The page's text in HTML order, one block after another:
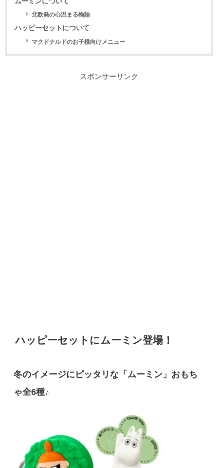
北欧発の心温まる物語
ハッピーセットについて
マクドナルドのお子様向けメニュー
スポンサーリンク
ハッピーセットにムーミン登場！
冬のイメージにピッタリな「ムーミン」おもち
ゃ全6種♪